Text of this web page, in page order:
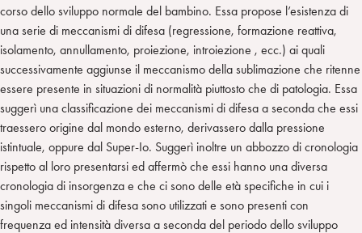
corso dello sviluppo normale del bambino. Essa propose l’esistenza di
una serie di meccanismi di difesa (regressione, formazione reattiva,
isolamento, annullamento, proiezione, introiezione , ecc.) ai quali
successivamente aggiunse il meccanismo della sublimazione che ritenne
essere presente in situazioni di normalità piuttosto che di patologia. Essa
suggerì una classificazione dei meccanismi di difesa a seconda che essi
traessero origine dal mondo esterno, derivassero dalla pressione
istintuale, oppure dal Super-Io. Suggerì inoltre un abbozzo di cronologia
rispetto al loro presentarsi ed affermò che essi hanno una diversa
cronologia di insorgenza e che ci sono delle età specifiche in cui i
singoli meccanismi di difesa sono utilizzati e sono presenti con
frequenza ed intensità diversa a seconda del periodo dello sviluppo